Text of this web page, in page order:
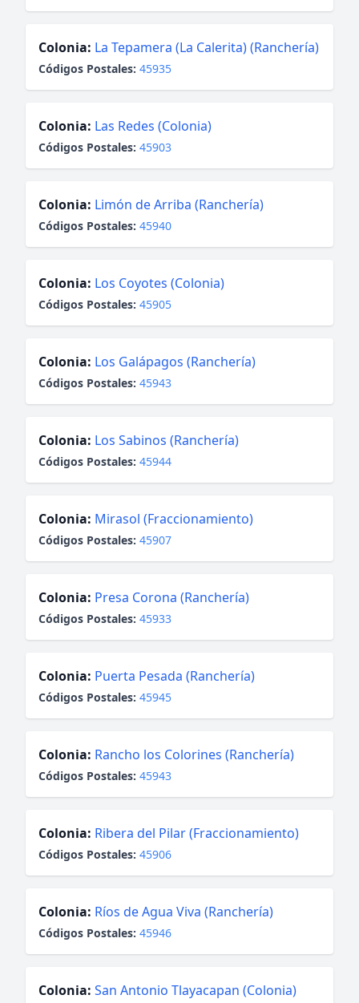
Colonia: La Tepamera (La Calerita) (Ranchería)
Códigos Postales: 45935
Colonia: Las Redes (Colonia)
Códigos Postales: 45903
Colonia: Limón de Arriba (Ranchería)
Códigos Postales: 45940
Colonia: Los Coyotes (Colonia)
Códigos Postales: 45905
Colonia: Los Galápagos (Ranchería)
Códigos Postales: 45943
Colonia: Los Sabinos (Ranchería)
Códigos Postales: 45944
Colonia: Mirasol (Fraccionamiento)
Códigos Postales: 45907
Colonia: Presa Corona (Ranchería)
Códigos Postales: 45933
Colonia: Puerta Pesada (Ranchería)
Códigos Postales: 45945
Colonia: Rancho los Colorines (Ranchería)
Códigos Postales: 45943
Colonia: Ribera del Pilar (Fraccionamiento)
Códigos Postales: 45906
Colonia: Ríos de Agua Viva (Ranchería)
Códigos Postales: 45946
Colonia: San Antonio Tlayacapan (Colonia)